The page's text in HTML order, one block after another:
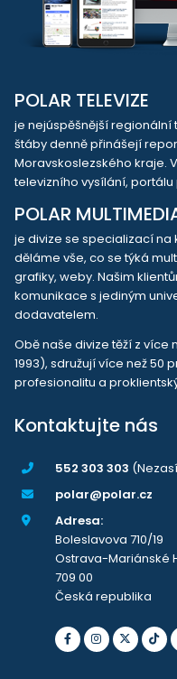
POLAR TELEVIZE
je nejúspěšnější regionální
štáby denně přinášejí
Moravskoslezského kraje.
televizního vysílání,
POLAR
je divize se specializací
děláme vše, co se týká
grafiky, weby. Našim
komunikace s jediným
dodavatelem.
Obě naše divize těží z více
1993), sdružují více než 50
profesionalitu a
Kontaktujte nás
552 303 303
polar@polar.cz
Adresa:
Boleslavova 710/19
Ostrava-Mariánské
709 00
Česká republika